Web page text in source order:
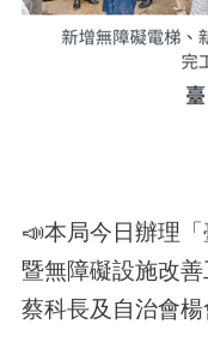
📣本局今日辦理
暨無障礙設施改
蔡科長及自治會楊